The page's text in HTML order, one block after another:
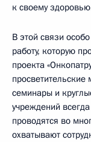
к своему
В этой связи
работу, которую
проекта
семинары и
учреждений
проводятся во
охватывают